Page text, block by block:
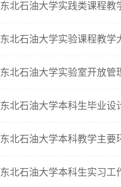
东北石油大学实践类课程教
东北石油大学实验课程教学
东北石油大学实验室开放管
东北石油大学本科生毕业设
东北石油大学本科教学主要
东北石油大学本科生实习工